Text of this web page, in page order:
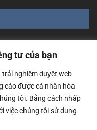
tư của bạn
trải nghiệm duyệt web
cáo được cá nhân hóa
tôi. Bằng cách nhấp
việc chúng tôi sử dụng
ĐKKD: 0108783483
và Đầu Tư Tp. Hà
All Rights Reserved